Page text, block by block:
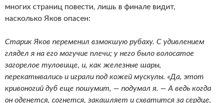
многих страниц повести, лишь в финале видит,
насколько Яков опасен:
Старик Яков переменил взмокшую рубаху. С удивлением
глядел я на его могучие плечи; у него было волосатое
загорелое туловище, и, как железные шары,
перекатывались и играли под кожей мускулы. «Да, этот
кривоногий дуб еще пошумит, — подумал я. — А ведь когда
он оденется, согнется, закашляет и схватится за сердце,